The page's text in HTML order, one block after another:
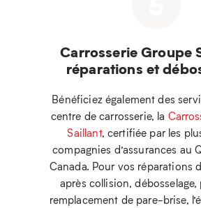
Carrosserie Groupe
réparations et
Bénéficiez également des
centre de carrosserie, la
Saillant, certifiée par les
compagnies d’assurances au
Canada. Pour vos réparations
après collision,
remplacement de pare-brise,